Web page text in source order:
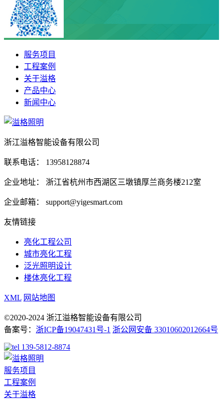
服务项目
工程案例
关于溢格
产品中心
新闻中心
浙江溢格智能设备有限公司
联系电话： 13958128874
企业地址： 浙江省杭州市西湖区三墩镇厚兰商务楼212室
企业邮箱： support@yigesmart.com
友情链接
亮化工程公司
城市亮化工程
泛光照明设计
楼体亮化工程
XML 网站地图
©2020-2024 浙江溢格智能设备有限公司
备案号： 浙ICP备19047431号-1 浙公网安备 33010602012664号
139-5812-8874
服务项目
工程案例
关于溢格